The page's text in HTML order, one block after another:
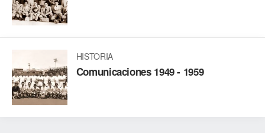
HISTORIA
Comunicaciones 1949 - 1959